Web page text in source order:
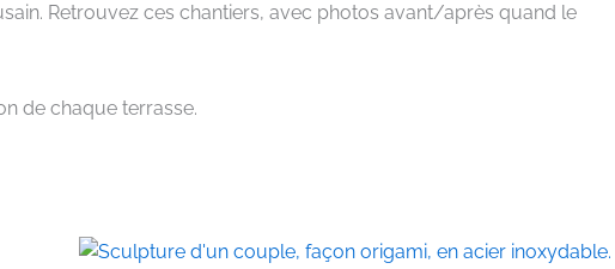
Retrouvez ces chantiers, avec photos avant/après quand le
de chaque terrasse.